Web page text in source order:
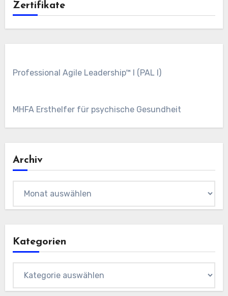
Zertifikate
Professional Agile Leadership™ I (PAL I)
MHFA Ersthelfer für psychische Gesundheit
Archiv
Kategorien